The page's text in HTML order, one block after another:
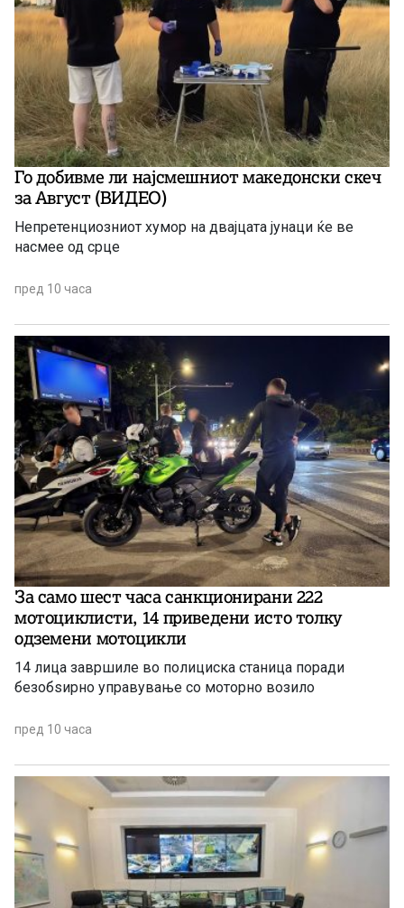
Го добивме ли најсмешниот македонски скеч
за Август (ВИДЕО)
Непретенциозниот хумор на двајцата јунаци ќе ве
насмее од срце
пред 10 часа
За само шест часа санкционирани 222
мотоциклисти, 14 приведени исто толку
одземени мотоцикли
14 лица завршиле во полициска станица поради
безобѕирно управување со моторно возило
пред 10 часа